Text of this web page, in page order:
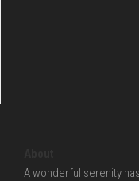
A wonderful serenity